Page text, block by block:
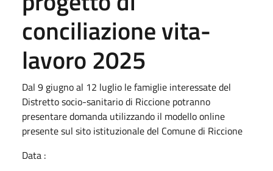
conciliazione vita-
lavoro 2025
Dal 9 giugno al 12 luglio le famiglie interessate del
Distretto socio-sanitario di Riccione potranno
presentare domanda utilizzando il modello online
presente sul sito istituzionale del Comune di Riccione
Data :